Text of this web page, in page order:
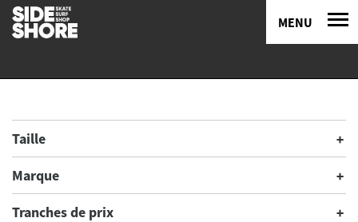
MENU
Taille
Marque
Tranches de prix